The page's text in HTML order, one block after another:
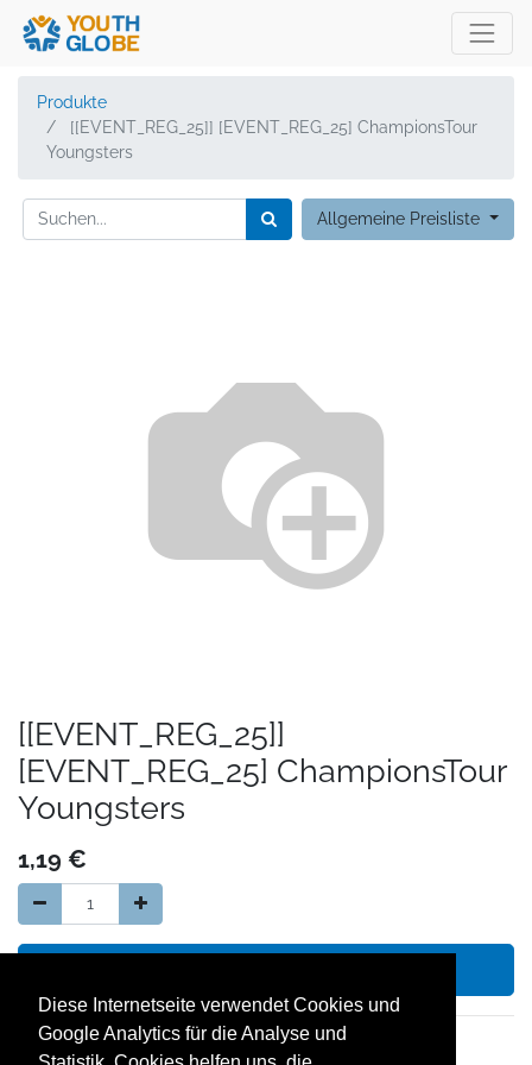
Diese Internetseite verwendet Cookies und
Google Analytics für die Analyse und
Produkte
[[EVENT_REG_25]] [EVENT_REG_25] ChampionsTour
Youngsters
Allgemeine Preisliste
[[EVENT_REG_25]]
[EVENT_REG_25] ChampionsTour
Youngsters
1,19 €
14 Tage Geld zurück Garantie